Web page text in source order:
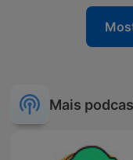
Mais